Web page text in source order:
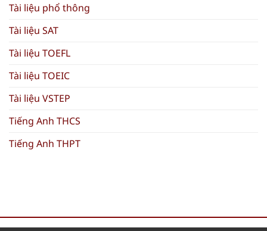
Tài liệu phổ thông
Tài liệu SAT
Tài liệu TOEFL
Tài liệu TOEIC
Tài liệu VSTEP
Tiếng Anh THCS
Tiếng Anh THPT